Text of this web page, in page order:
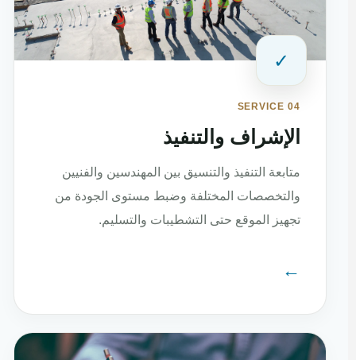
✓
SERVICE 04
الإشراف والتنفيذ
متابعة التنفيذ والتنسيق بين المهندسين والفنيين
والتخصصات المختلفة وضبط مستوى الجودة من
تجهيز الموقع حتى التشطيبات والتسليم.
←